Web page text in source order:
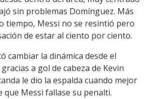
sin problemas Domínguez. Más
tiempo, Messi no se resintió pero
de estar al ciento por ciento.
cambiar la dinámica desde el
a gol de cabeza de Kevin
le dio la espalda cuando mejor
que Messi fallase su penalti.